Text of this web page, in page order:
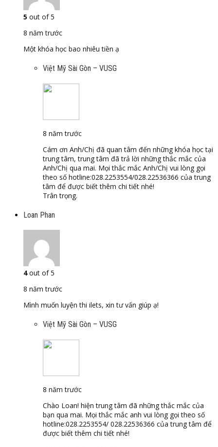
5 out of 5
8 năm trước
Một khóa học bao nhiêu tiền ạ
Việt Mỹ Sài Gòn – VUSG
8 năm trước
Cám ơn Anh/Chị đã quan tâm đến những khóa học tại
trung tâm, trung tâm đã trả lời những thắc mắc của
Anh/Chị qua mai. Mọi thắc mắc Anh/Chị vui lòng gọi
theo số hotline:028.2253554/028.22536366 của trung
tâm để được biết thêm chi tiết nhé!
Trân trọng.
Loan Phan
4out of 5
8 năm trước
Mình muốn luyện thi ilets, xin tư vấn giúp ạ!
Việt Mỹ Sài Gòn – VUSG
8 năm trước
Chào Loan! hiện trung tâm đã những thắc mắc của
bạn qua mai. Mọi thắc mắc anh vui lòng gọi theo số
hotline:028.2253554/ 028.22536366 của trung tâm để
được biết thêm chi tiết nhé!